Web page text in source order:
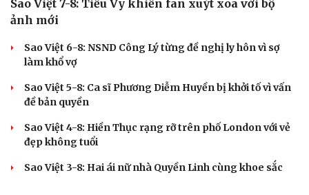
Sao Việt 7-8: Tiểu Vy khiến fan xuýt xoa với bộ
ảnh mới
Sao Việt 6-8: NSND Công Lý từng đề nghị ly hôn vì sợ
làm khổ vợ
Sao Việt 5-8: Ca sĩ Phương Diễm Huyền bị khởi tố vì vấn
đề bản quyền
Sao Việt 4-8: Hiền Thục rạng rỡ trên phố London với vẻ
đẹp không tuổi
Sao Việt 3-8: Hai ái nữ nhà Quyền Linh cùng khoe sắc